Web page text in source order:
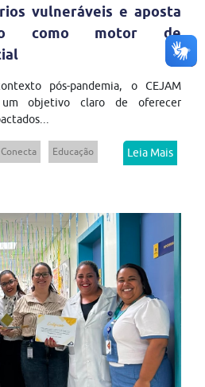
vulneráveis e aposta
como motor de
pós-pandemia, o CEJAM
objetivo claro de oferecer
Educação Leia Mais